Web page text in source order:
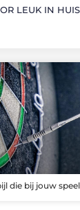
LEUK IN
die bij jouw